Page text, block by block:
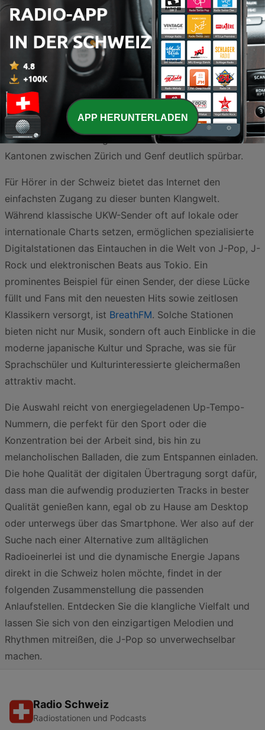
Vielfalt, doch wer abseits des Mainstreams nach
besonderen Klängen sucht, landet immer häufiger bei
japanischer Popmusik. J-Pop hat sich längst von einem
Nischendasein zu einem globalen Phänomen entwickelt,
das auch in der Schweiz eine wachsende Fangemeinde
begeistert. Ob durch den Einfluss von Anime-Serien,
Videospielen oder die beeindruckende Ästhetik der
japanischen Idol-Gruppen – die Faszination für die Musik
aus dem Land der aufgehenden Sonne ist in den
Kantonen zwischen Zürich und Genf deutlich spürbar.
Für Hörer in der Schweiz bietet das Internet den
einfachsten Zugang zu dieser bunten Klangwelt.
Während klassische UKW-Sender oft auf lokale oder
internationale Charts setzen, ermöglichen spezialisierte
Digitalstationen das Eintauchen in die Welt von J-Pop, J-
Rock und elektronischen Beats aus Tokio. Ein
prominentes Beispiel für einen Sender, der diese Lücke
füllt und Fans mit den neuesten Hits sowie zeitlosen
Klassikern versorgt, ist BreathFM. Solche Stationen
bieten nicht nur Musik, sondern oft auch Einblicke in die
moderne japanische Kultur und Sprache, was sie für
Sprachschüler und Kulturinteressierte gleichermaßen
attraktiv macht.
Die Auswahl reicht von energiegeladenen Up-Tempo-
Nummern, die perfekt für den Sport oder die
Konzentration bei der Arbeit sind, bis hin zu
melancholischen Balladen, die zum Entspannen einladen.
Die hohe Qualität der digitalen Übertragung sorgt dafür,
dass man die aufwendig produzierten Tracks in bester
Qualität genießen kann, egal ob zu Hause am Desktop
oder unterwegs über das Smartphone. Wer also auf der
Suche nach einer Alternative zum alltäglichen
Radioeinerlei ist und die dynamische Energie Japans
direkt in die Schweiz holen möchte, findet in der
folgenden Zusammenstellung die passenden
Anlaufstellen. Entdecken Sie die klangliche Vielfalt und
lassen Sie sich von den einzigartigen Melodien und
Rhythmen mitreißen, die J-Pop so unverwechselbar
machen.
Radio Schweiz
Radiostationen und Podcasts
APP HERUNTERLADEN